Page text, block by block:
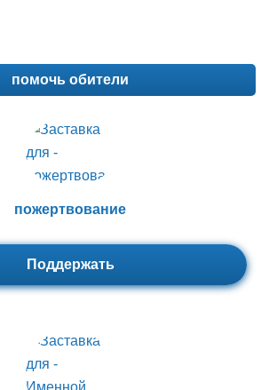
помочь обители
пожертвование
Поддержать